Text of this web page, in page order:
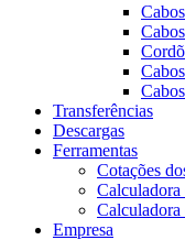
Transferências
Descargas
Ferramentas
Cotações
Calculadora
Calculadora
Empresa